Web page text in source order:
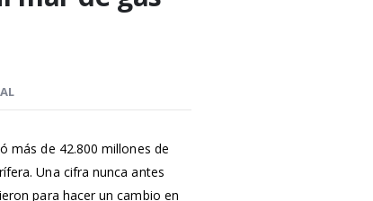
más de 42.800 millones de
Una cifra nunca antes
para hacer un cambio en